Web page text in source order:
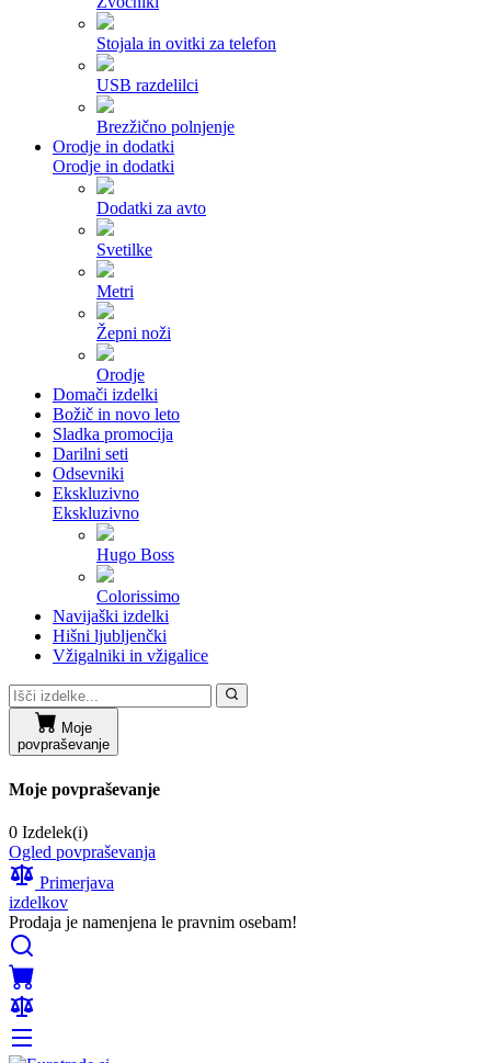
Stojala in ovitki za telefon
USB razdelilci
Brezžično polnjenje
Orodje in dodatki
Orodje in dodatki
Dodatki za avto
Svetilke
Metri
Žepni noži
Orodje
Domači izdelki
Božič in novo leto
Sladka promocija
Darilni seti
Odsevniki
Ekskluzivno
Ekskluzivno
Hugo Boss
Colorissimo
Navijaški izdelki
Hišni ljubljenčki
Vžigalniki in vžigalice
Moje
povpraševanje
Moje povpraševanje
0 Izdelek(i)
Ogled povpraševanja
Primerjava
izdelkov
Prodaja je namenjena le pravnim osebam!